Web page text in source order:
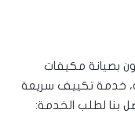
بصيانة مكيفات
خدمة تكييف سريعة